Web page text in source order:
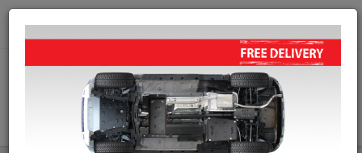
info@protectionsousmoteur.eu